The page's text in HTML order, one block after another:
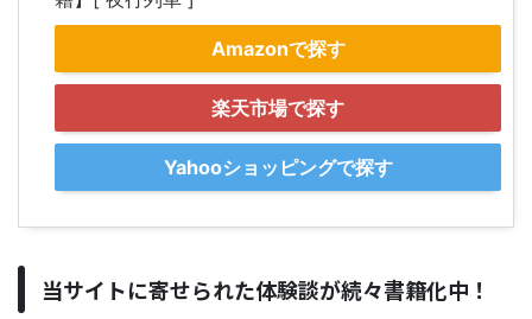
Amazonで探す
楽天市場で探す
Yahooショッピングで探す
当サイトに寄せられた体験談が続々書籍化中！